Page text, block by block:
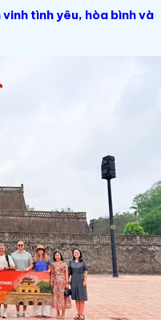
tình yêu, hòa bình và